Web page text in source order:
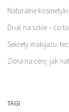
Naturalne
Druk na szkle – co
Sekrety makijażu:
Zioła na cerę: jak
TAGI